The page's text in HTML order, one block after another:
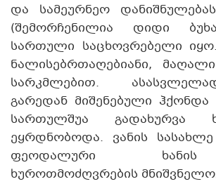
და სამეურნეო
(შემორჩენილია დიდი
სართული საცხოვრებელი
ნალისებრთაღებიანი,
სარკმლებით.
გარედან მიშენებული
სართულშუა გადახურვა
ეყრდნობოდა. ვანის
ფეოდალური
ხუროთმოძღვრების